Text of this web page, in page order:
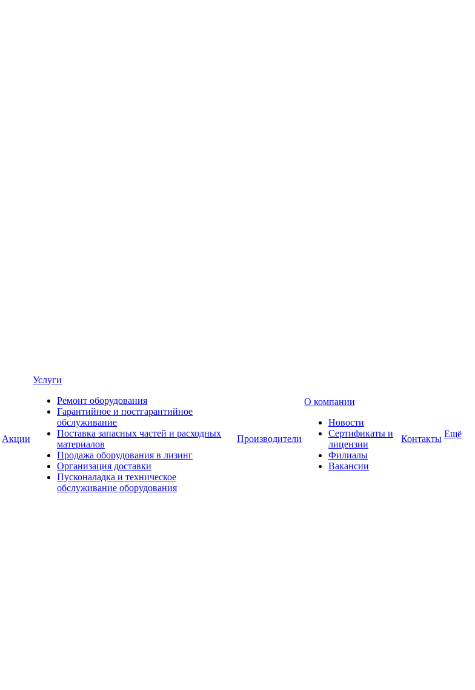
Акции
Услуги
Ремонт оборудования
Гарантийное и постгарантийное
обслуживание
Поставка запасных частей и расходных
материалов
Продажа оборудования в лизинг
Организация доставки
Пусконаладка и техническое
обслуживание оборудования
Производители
О компании
Новости
Сертификаты и
лицензии
Филиалы
Вакансии
Контакты Ещё